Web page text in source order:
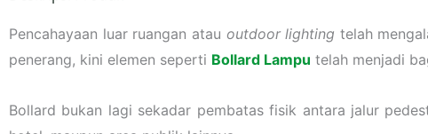
Pencahayaan luar ruangan atau outdoor lighting telah
penerang, kini elemen seperti Bollard Lampu telah menjadi
Bollard bukan lagi sekadar pembatas fisik antara jalur